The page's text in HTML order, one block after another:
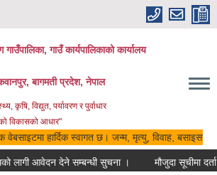
गाउँपालिका, गाउँ कार्यपालिकाको कार्यालय
बागमती प्रदेश, नेपाल
कृषि, विद्युत, पर्यावरण र पुर्वाधार
विकासको आधार"
वेबसाइटमा हार्दिक स्वागत छ। जन्म, मृत्यु, विवाह,
लागी आवेदन देने सम्बन्धी सुचना । मौजुदा सूचीमा